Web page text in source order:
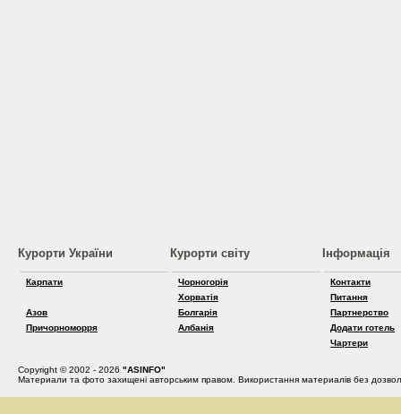
Курорти України
Карпати
Азов
Причорноморря
Курорти світу
Чорногорія
Хорватія
Болгарія
Албанія
Інформація
Контакти
Питання
Партнерство
Додати готель
Чартери
Copyright © 2002 - 2026 "ASINFO"
Материали та фото захищені авторським правом. Використання материалів без